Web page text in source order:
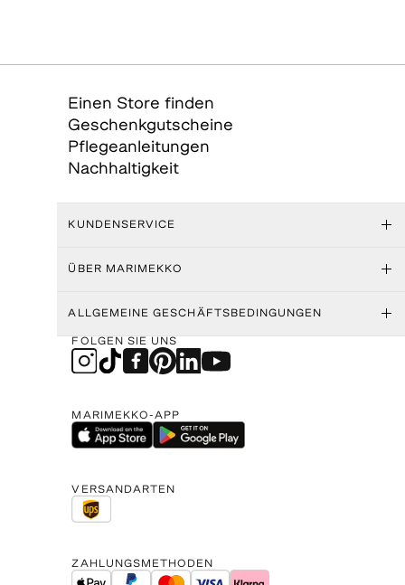
Einen Store finden
Geschenkgutscheine
Pflegeanleitungen
Nachhaltigkeit
KUNDENSERVICE
ÜBER MARIMEKKO
ALLGEMEINE GESCHÄFTSBEDINGUNGEN
FOLGEN SIE UNS
MARIMEKKO-APP
VERSANDARTEN
ZAHLUNGSMETHODEN